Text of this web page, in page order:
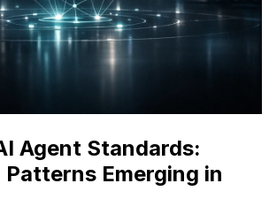
Agent Standards:
Emerging in